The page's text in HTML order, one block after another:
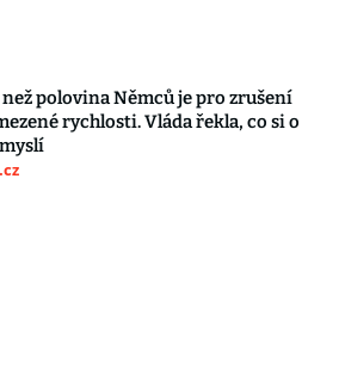
polovina Němců je pro zrušení
rychlosti. Vláda řekla, co si o